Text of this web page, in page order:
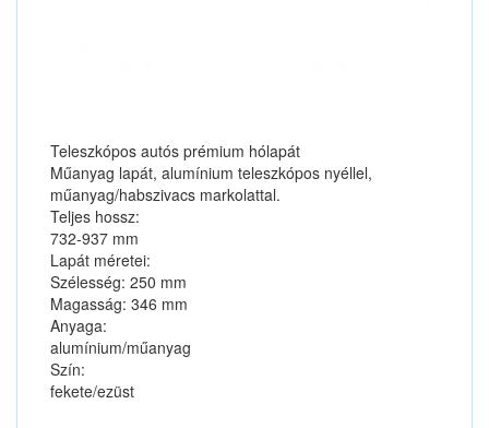
Teleszkópos autós prémium hólapát
Műanyag lapát, alumínium teleszkópos nyéllel,
műanyag/habszivacs markolattal.
Teljes hossz:
732-937 mm
Lapát méretei:
Szélesség: 250 mm
Magasság: 346 mm
Anyaga:
alumínium/műanyag
Szín:
fekete/ezüst